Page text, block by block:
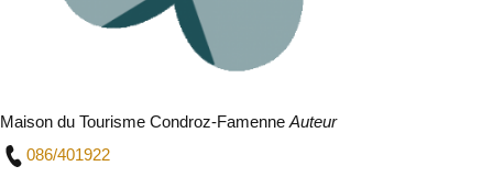
Maison du Tourisme Condroz-Famenne Auteur
086/401922